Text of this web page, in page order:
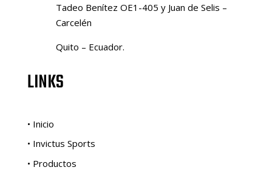
Tadeo Benítez OE1-405 y Juan de Selis –
Carcelén
Quito – Ecuador.
LINKS
• Inicio
• Invictus Sports
• Productos